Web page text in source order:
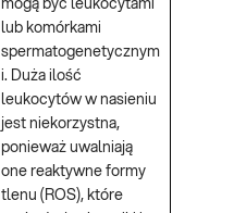
mogą być leukocytami
lub komórkami
spermatogenetycznym
i. Duża ilość
leukocytów w nasieniu
jest niekorzystna,
ponieważ uwalniają
one reaktywne formy
tlenu (ROS), które